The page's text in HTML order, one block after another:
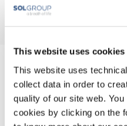
This website uses cookies
This website uses
collect data in order to
quality of our site web.
cookies by clicking on the
Medes Srl
Via Fratelli Rosselli, 8/A
20019 Settimo Milanese (MI)